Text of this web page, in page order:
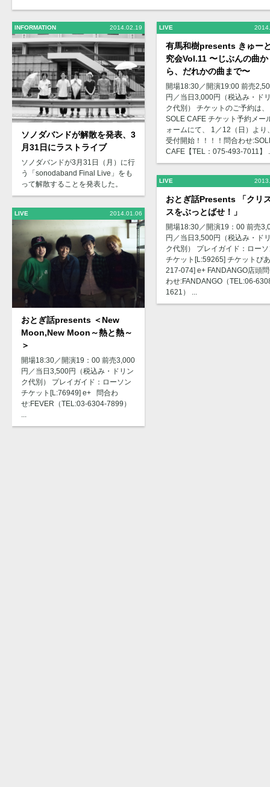
INFORMATION 2014.02.19
ソノダバンドが解散を発表、3
月31日にラストライブ
ソノダバンドが3月31日（月）に行
う「sonodaband Final Live」をも
って解散することを発表した。
LIVE 2014.01.06
おとぎ話presents ＜New
Moon,New Moon～熱と熱～
＞
開場18:30／開演19：00 前売3,000
円／当日3,500円（税込み・ドリン
ク代別） プレイガイド：ローソン
チケット[L:76949] e+ 問合わ
せ:FEVER（TEL:03-6304-7899）
...
LIVE
有馬和樹presents きゅー
究会Vol.11 〜じぶんの曲か
ら、だれかの曲まで〜
開場18:30／開演19:00 前売
円／当日3,000円（税込み・ド
ク代別） チケットのご予約は、
SOLE CAFE チケット予約メー
ォームにて、 1／12（日）より
受付開始！！！！問合わせ
CAFE【TEL：075-493-7011】
LIVE
おとぎ話Presents 「クリ
スをぶっとばせ！」
開場18:30／開演19：00 前売
円／当日3,500円（税込み・ド
ク代別） プレイガイド：ロー
チケット[L:59265] チケットぴ
217-074] e+ FANDANGO店頭
わせ:FANDANGO（TEL:06-
1621） ...